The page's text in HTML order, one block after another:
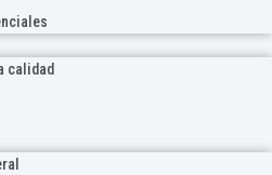
calidad